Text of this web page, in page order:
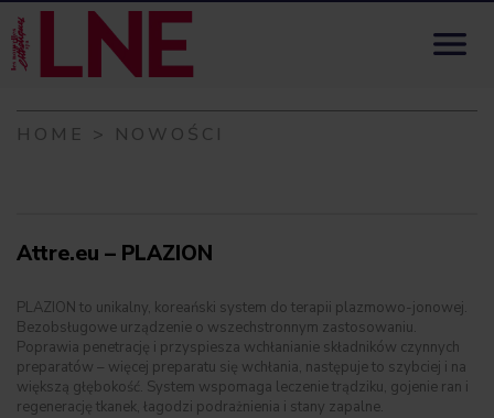
Skip to content

HOME > NOWOŚCI
Attre.eu – PLAZION
PLAZION to unikalny, koreański system do terapii plazmowo-jonowej.
Bezobsługowe urządzenie o wszechstronnym zastosowaniu.
Poprawia penetrację i przyspiesza wchłanianie składników czynnych
preparatów – więcej preparatu się wchłania, następuje to szybciej i na
większą głębokość. System wspomaga leczenie trądziku, gojenie ran i
regenerację tkanek, łagodzi podrażnienia i stany zapalne.